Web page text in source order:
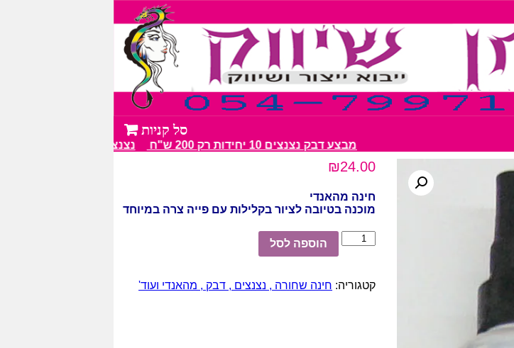
מבצע דבק נצנצים 10 יחידות רק 200 ש"ח נצנצים מעל 100 גווני צבע מרהיבים
₪24.00
חינה מהאנדי
מוכנה בטיובה לציור בקלילות עם פייה צרה במיוחד
כמות
של
צבע
הוספה לסל
קטגוריה: חינה שחורה , נצנצים , דבק , מהאנדי ועוד'